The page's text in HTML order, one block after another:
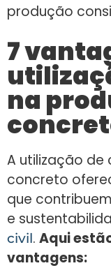
produção
7
na
A utilização de
concreto
que
e
civil. Aqui
vantagens: